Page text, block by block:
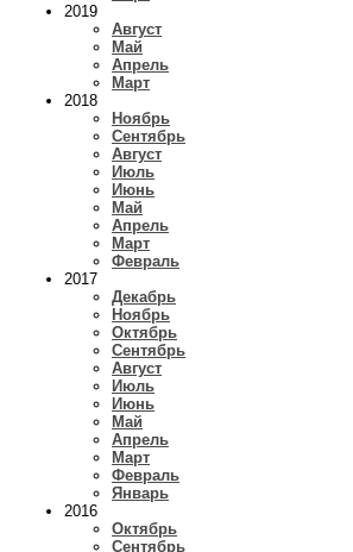
2019
Август
Май
Апрель
Март
2018
Ноябрь
Сентябрь
Август
Июль
Июнь
Май
Апрель
Март
Февраль
2017
Декабрь
Ноябрь
Октябрь
Сентябрь
Август
Июль
Июнь
Май
Апрель
Март
Февраль
Январь
2016
Октябрь
Сентябрь